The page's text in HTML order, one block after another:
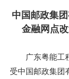
中国邮政集
金融网点
广东粤能工
受中国邮政集团